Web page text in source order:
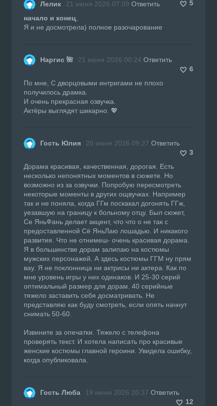
Лелик 21 июня 2026 07:09 Ответить
5
начало и конец
Я и не досмотрела) полное разочарование
Наргис 🌺 21 июня 2026 00:24 Ответить
6
По мне, С дворцовыми интригами не плохо
получилось драмка.
И очень прекрасная озвучка.
Актёры выглядят шикарно. 💖
Гость Юлия 20 июня 2026 09:27 Ответить
3
Дорама красивая, качественная, дорогая. Есть
несколько непонятных моментов в сюжете. Но
возможно из за озвучки. Попробую пересмотреть
некоторые моменты в других ощвучках. Например
так и не поняла, когда ГГм поскакал догонять ГГж,
уезавшую на границу к больному отцу. Был сюжет,
Се ЯньФань делает акцент, что что о не так с
предоставленной Сё ЯньЛаю лошадью. И никакого
развития. Что не отнимеш- очень красивая дорама.
Я в большинстве дорам залипаю на костюмы
мужских персонажей. А здесь костюмы ГГМ ну прям
вау. Я не поклонница ни актрисы ни актера. Как по
мне уровень игры у них одинаков. И 25-30 серий
оптимальный размер для дорам. 40 серийные
тяжело заставить себя досматривать. Не
представляю как буду смотреть, если опять начнут
снимать 50-60.
Извините за опечатки. Тяжело с телефона
проверять текст. И хотела написать про красивые
женские костюмы главной героини. Увидела ошибку,
когда опубликовала.
Гость Люба 19 июня 2026 20:37 Ответить
12